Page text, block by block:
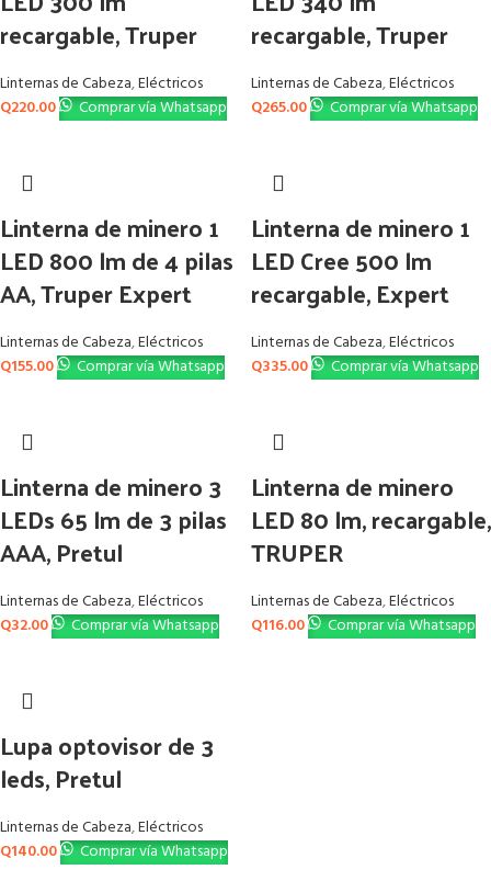
recargable, Truper
Linternas de Cabeza,Eléctricos
Q220.00 Comprar vía Whatsapp
recargable, Truper
Linternas de Cabeza,Eléctricos
Q265.00 Comprar vía Whatsapp
Linterna de minero 1
LED 800 lm de 4 pilas
AA, Truper Expert
Linternas de Cabeza,Eléctricos
Q155.00 Comprar vía Whatsapp
Linterna de minero 1
LED Cree 500 lm
recargable, Expert
Linternas de Cabeza,Eléctricos
Q335.00 Comprar vía Whatsapp
Linterna de minero 3
LEDs 65 lm de 3 pilas
AAA, Pretul
Linternas de Cabeza,Eléctricos
Q32.00 Comprar vía Whatsapp
Linterna de minero
LED 80 lm, recargable,
TRUPER
Linternas de Cabeza,Eléctricos
Q116.00 Comprar vía Whatsapp
Lupa optovisor de 3
leds, Pretul
Linternas de Cabeza,Eléctricos
Q140.00 Comprar vía Whatsapp